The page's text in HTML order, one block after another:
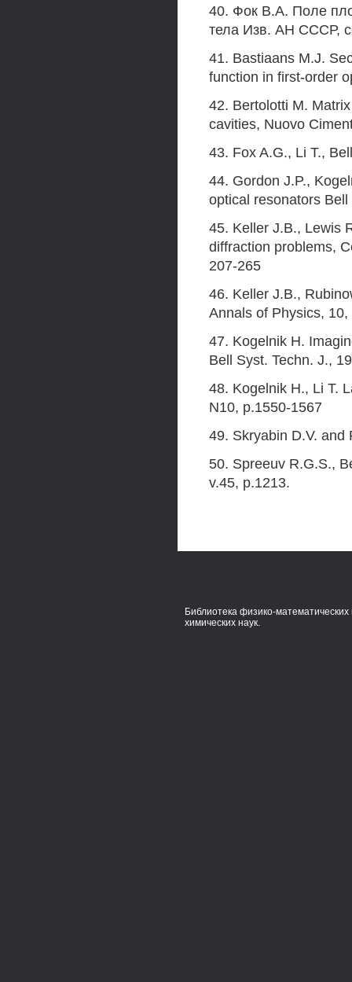
40. Фок В.А. Поле
тела Изв. АН СССР,
41. Bastiaans M.J.
function in first-order
42. Bertolotti M.
cavities, Nuovo
43. Fox A.G., Li Т.,
44. Gordon J.P.,
optical resonators
45. Keller J.В., Lewis
diffraction problems,
207-265
46. Keller J.В.,
Annals of Physics,
47. Kogelnik H.
Bell Syst. Techn. J.,
48. Kogelnik H., Li T.
N10, p.1550-1567
49. Skryabin D.V. and
50. Spreeuv R.G.S.,
v.45, p.1213.
Библиотека физико-математических
химических наук.